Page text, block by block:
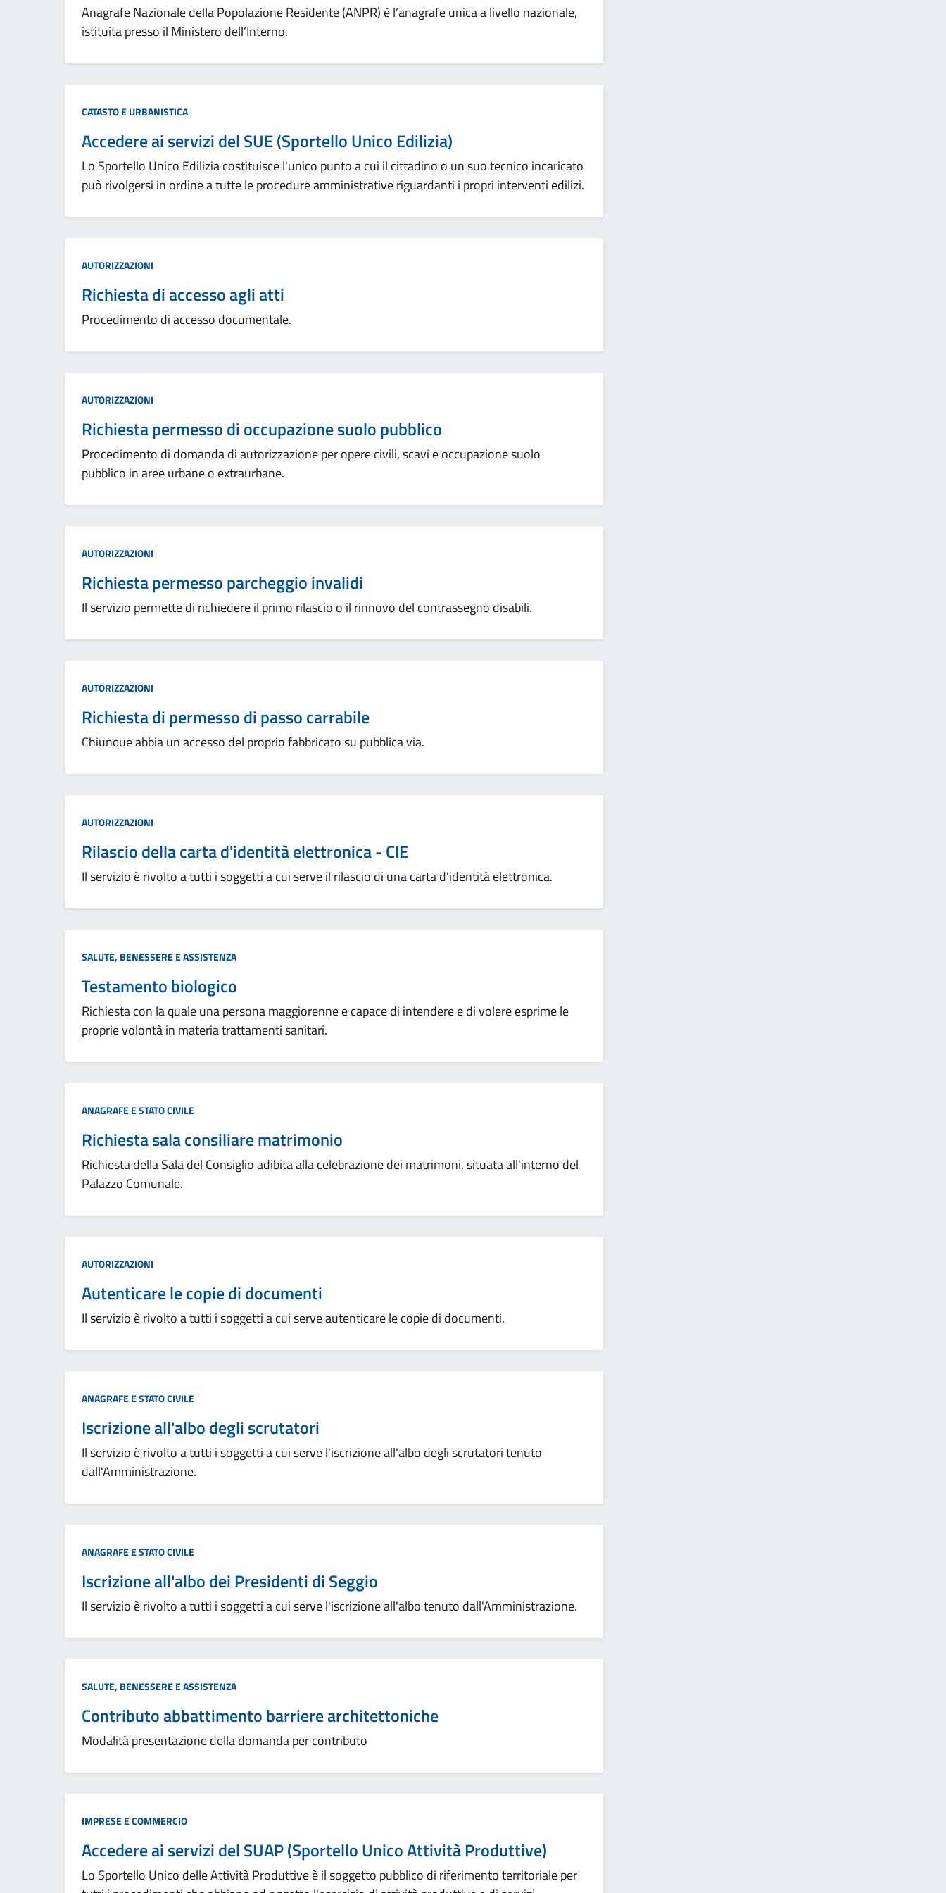
Anagrafe Nazionale della Popolazione Residente (ANPR) è l’anagrafe unica a livello nazionale,
istituita presso il Ministero dell’Interno.
Categoria:
CATASTO E URBANISTICA
Accedere ai servizi del SUE (Sportello Unico Edilizia)
Lo Sportello Unico Edilizia costituisce l'unico punto a cui il cittadino o un suo tecnico incaricato
può rivolgersi in ordine a tutte le procedure amministrative riguardanti i propri interventi edilizi.
Categoria:
AUTORIZZAZIONI
Richiesta di accesso agli atti
Procedimento di accesso documentale.
Categoria:
AUTORIZZAZIONI
Richiesta permesso di occupazione suolo pubblico
Procedimento di domanda di autorizzazione per opere civili, scavi e occupazione suolo
pubblico in aree urbane o extraurbane.
Categoria:
AUTORIZZAZIONI
Richiesta permesso parcheggio invalidi
Il servizio permette di richiedere il primo rilascio o il rinnovo del contrassegno disabili.
Categoria:
AUTORIZZAZIONI
Richiesta di permesso di passo carrabile
Chiunque abbia un accesso del proprio fabbricato su pubblica via.
Categoria:
AUTORIZZAZIONI
Rilascio della carta d'identità elettronica - CIE
Il servizio è rivolto a tutti i soggetti a cui serve il rilascio di una carta d'identità elettronica.
Categoria:
SALUTE, BENESSERE E ASSISTENZA
Testamento biologico
Richiesta con la quale una persona maggiorenne e capace di intendere e di volere esprime le
proprie volontà in materia trattamenti sanitari.
Categoria:
ANAGRAFE E STATO CIVILE
Richiesta sala consiliare matrimonio
Richiesta della Sala del Consiglio adibita alla celebrazione dei matrimoni, situata all'interno del
Palazzo Comunale.
Categoria:
AUTORIZZAZIONI
Autenticare le copie di documenti
Il servizio è rivolto a tutti i soggetti a cui serve autenticare le copie di documenti.
Categoria:
ANAGRAFE E STATO CIVILE
Iscrizione all'albo degli scrutatori
Il servizio è rivolto a tutti i soggetti a cui serve l'iscrizione all'albo degli scrutatori tenuto
dall'Amministrazione.
Categoria:
ANAGRAFE E STATO CIVILE
Iscrizione all'albo dei Presidenti di Seggio
Il servizio è rivolto a tutti i soggetti a cui serve l'iscrizione all'albo tenuto dall'Amministrazione.
Categoria:
SALUTE, BENESSERE E ASSISTENZA
Contributo abbattimento barriere architettoniche
Modalità presentazione della domanda per contributo
Categoria:
IMPRESE E COMMERCIO
Accedere ai servizi del SUAP (Sportello Unico Attività Produttive)
Lo Sportello Unico delle Attività Produttive è il soggetto pubblico di riferimento territoriale per